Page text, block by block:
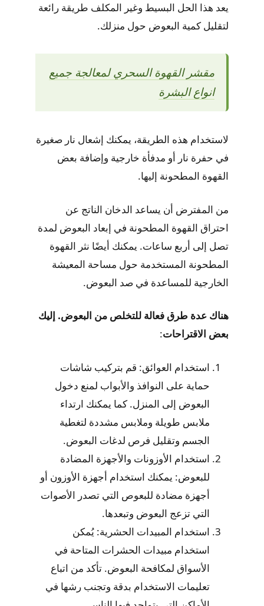
يعد هذا الحل البسيط وغير المكلف طريقة رائعة
لتقليل كمية البعوض حول منزلك.
مقشر القهوة السحري لمعالجة جميع
انواع البشرة
لاستخدام هذه الطريقة، يمكنك إشعال نار صغيرة
في حفرة نار أو مدفأة خارجية وإضافة بعض
القهوة المطحونة إليها.
من المفترض أن يساعد الدخان الناتج عن
احتراق القهوة المطحونة في إبعاد البعوض لمدة
تصل إلى أربع ساعات. يمكنك أيضًا نثر القهوة
المطحونة المستخدمة حول مساحة المعيشة
الخارجية للمساعدة في صد البعوض.
هناك عدة طرق فعالة للتخلص من البعوض. إليك
بعض الاقتراحات:
استخدام العوائق: قم بتركيب شاشات
حماية على النوافذ والأبواب لمنع دخول
البعوض إلى المنزل. كما يمكنك ارتداء
ملابس طويلة وملابس مشددة لتغطية
الجسم وتقليل فرص لدغات البعوض.
استخدام الأوزونات والأجهزة المضادة
للبعوض: يمكنك استخدام أجهزة الأوزون أو
أجهزة مضادة للبعوص التي تصدر الأصوات
التي تزعج البعوض وتبعدها.
استخدام المبيدات الحشرية: يُمكن
استخدام مبيدات الحشرات المتاحة في
الأسواق لمكافحة البعوض. تأكد من اتباع
تعليمات الاستخدام بدقة وتجنب رشها في